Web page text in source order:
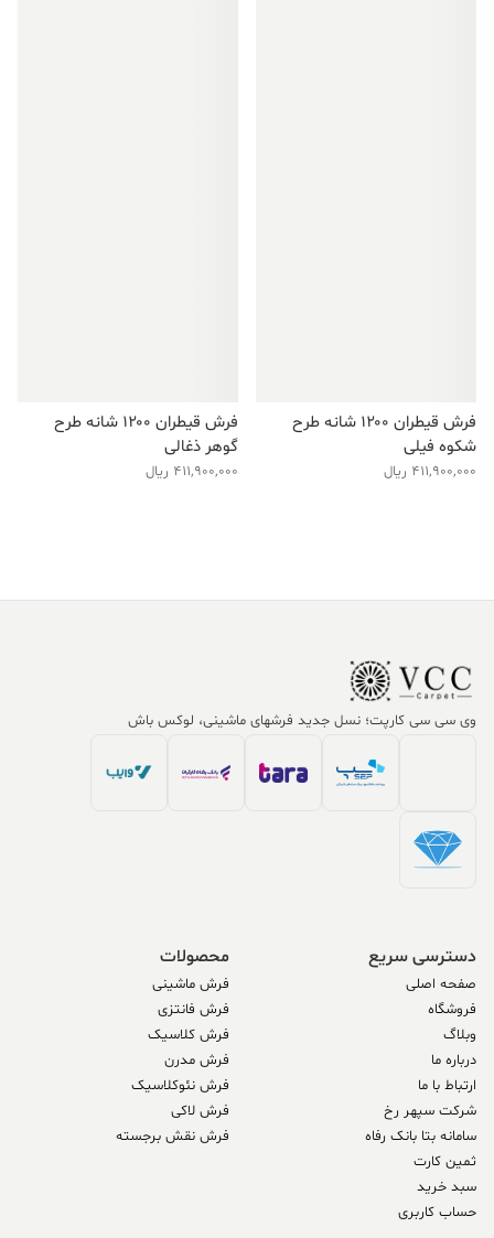
فرش قیطران ۱۲۰۰ شانه طرح
شکوه فیلی
411,900,000 ریال
فرش قیطران ۱۲۰۰ شانه طرح
گوهر ذغالی
411,900,000 ریال
وی سی سی کارپت؛ نسل جدید فرشهای ماشینی، لوکس باش
دسترسی سریع
صفحه اصلی
فروشگاه
وبلاگ
درباره ما
ارتباط با ما
شرکت سپهر رخ
سامانه بتا بانک رفاه
ثمین کارت
سبد خرید
حساب کاربری
محصولات
فرش ماشینی
فرش فانتزی
فرش کلاسیک
فرش مدرن
فرش نئوکلاسیک
فرش لاکی
فرش نقش برجسته